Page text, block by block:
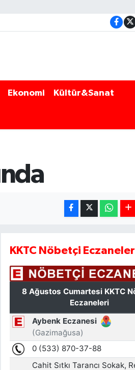
Ekonomi Kültür&Sanat
KKTC Nöbetçi Eczaneler